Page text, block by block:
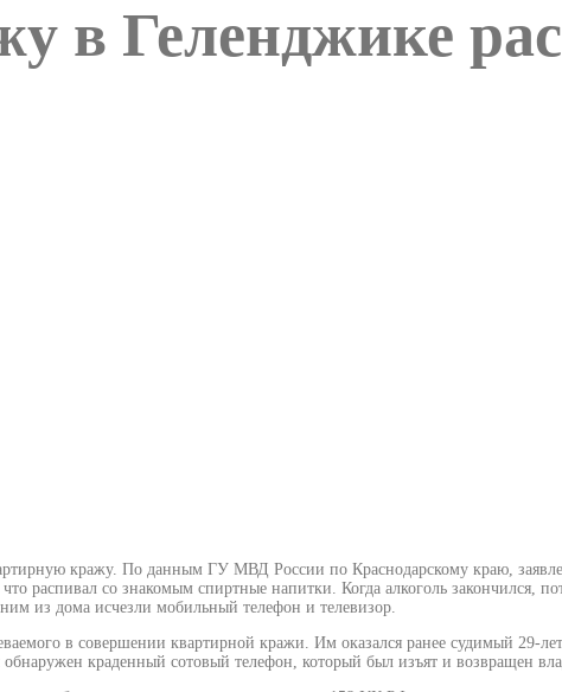
в Геленджике
кражу. По данным ГУ МВД России по Краснодарскому краю,
распивал со знакомым спиртные напитки. Когда алкоголь закончился,
из дома исчезли мобильный телефон и телевизор.
в совершении квартирной кражи. Им оказался ранее судимый 29-
краденный сотовый телефон, который был изъят и возвращен